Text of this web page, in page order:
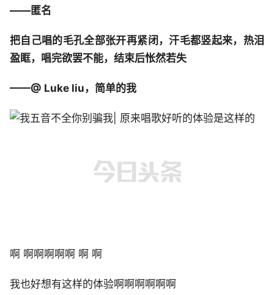
——匿名
把自己唱的毛孔全部张开再紧闭，汗毛都竖起来，热泪
盈眶，唱完欲罢不能，结束后怅然若失
——@ Luke liu，简单的我
啊 啊啊啊啊啊 啊 啊
我也好想有这样的体验啊啊啊啊啊啊